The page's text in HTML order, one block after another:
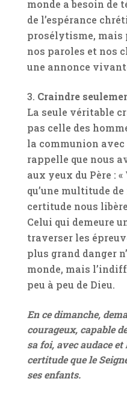
monde a besoin de
de l’espérance
prosélytisme, mais
nos paroles et nos
une annonce
Craindre
La seule véritable
pas celle des
la communion avec
rappelle que nous
aux yeux du Père :
qu’une multitude
certitude nous
Celui qui demeure
traverser les
plus grand danger
monde, mais
peu à peu de Dieu.
En ce dimanche,
courageux, capable
sa foi, avec audace
certitude que le
ses enfants.